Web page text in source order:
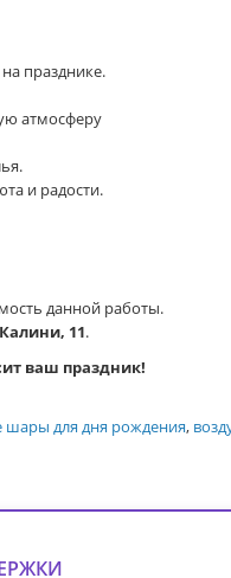
празднике.
атмосферу
и радости.
данной работы.
11.
ваш праздник!
шары для дня рождения,